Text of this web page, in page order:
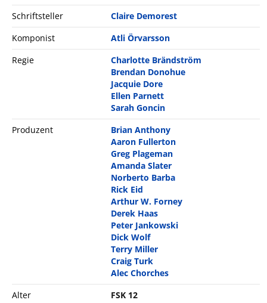
Schriftsteller
Claire Demorest
Komponist
Atli Örvarsson
Regie
Charlotte Brändström
Brendan Donohue
Jacquie Dore
Ellen Parnett
Sarah Goncin
Produzent
Brian Anthony
Aaron Fullerton
Greg Plageman
Amanda Slater
Norberto Barba
Rick Eid
Arthur W. Forney
Derek Haas
Peter Jankowski
Dick Wolf
Terry Miller
Craig Turk
Alec Chorches
Alter
FSK 12